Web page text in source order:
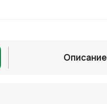
Описание